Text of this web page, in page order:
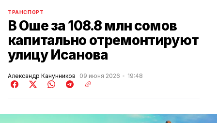
ТРАНСПОРТ
В Оше за 108.8 млн сомов
капитально отремонтируют
улицу Исанова
Александр Канунников 09 июня 2026 19:48